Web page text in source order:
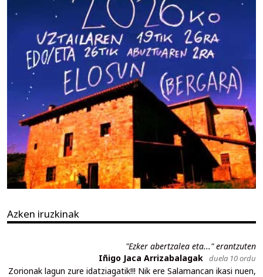
Azken iruzkinak
"Ezker abertzalea eta..." erantzuten
Iñigo Jaca Arrizabalagak duela 10 ordu
Zorionak lagun zure idatziagatik!!! Nik ere Salamancan ikasi nuen,